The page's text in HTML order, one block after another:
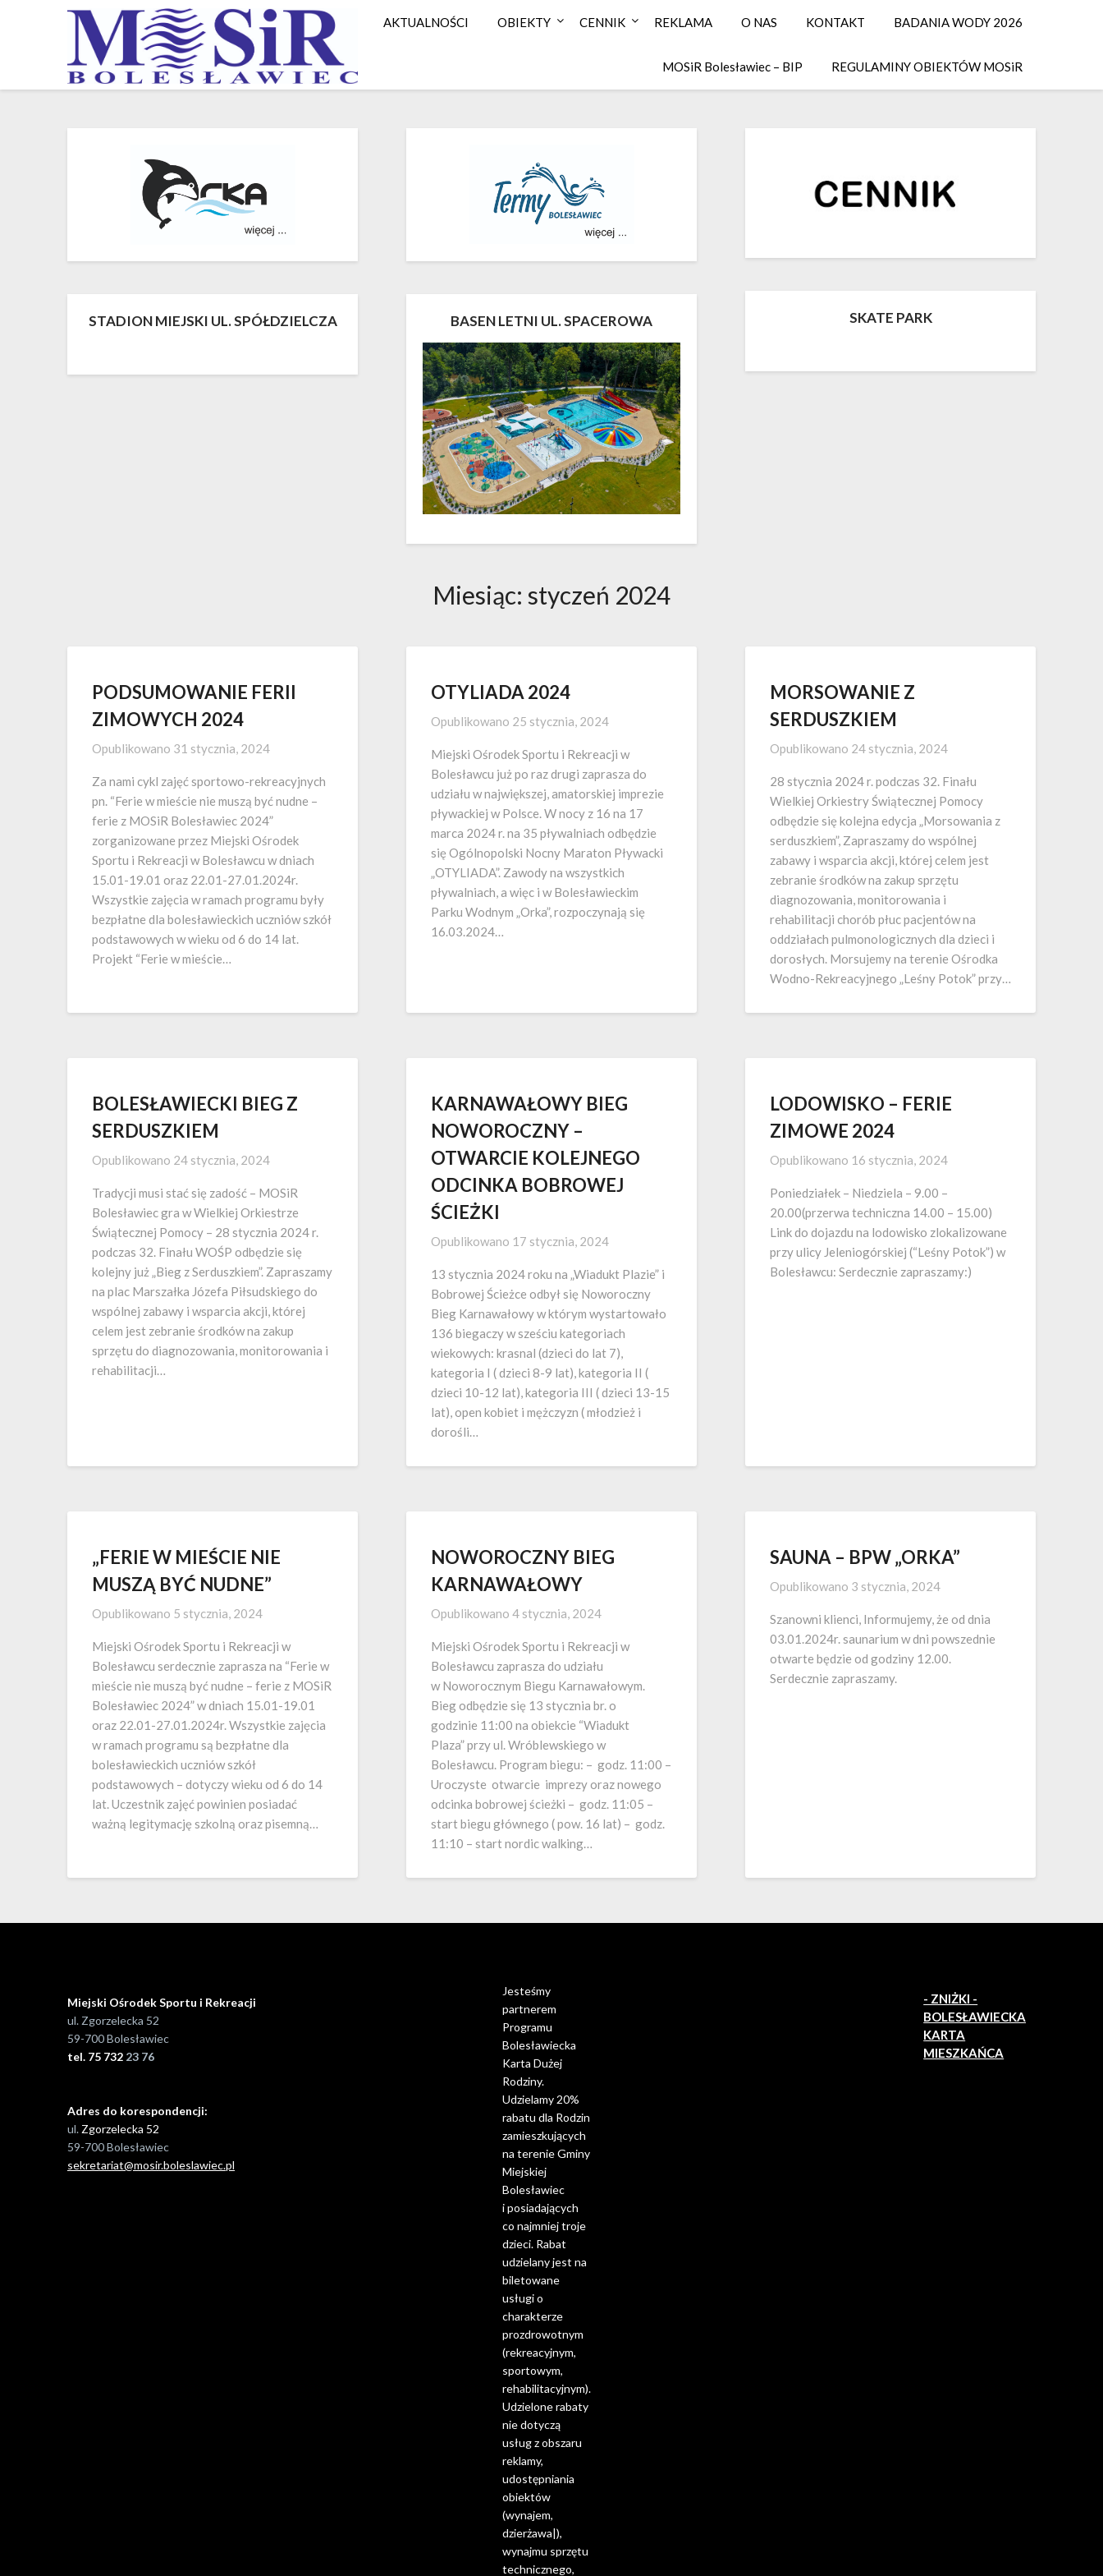
AKTUALNOŚCI OBIEKTY CENNIK REKLAMA O NAS KONTAKT BADANIA WODY 2026
MOSiR Bolesławiec – BIP REGULAMINY OBIEKTÓW MOSiR
STADION MIEJSKI UL. SPÓŁDZIELCZA BASEN LETNI UL. SPACEROWA SKATE PARK
Miesiąc: styczeń 2024
PODSUMOWANIE FERII
ZIMOWYCH 2024
Opublikowano 31 stycznia, 2024
Za nami cykl zajęć sportowo-rekreacyjnych
pn. “Ferie w mieście nie muszą być nudne –
ferie z MOSiR Bolesławiec 2024”
zorganizowane przez Miejski Ośrodek
Sportu i Rekreacji w Bolesławcu w dniach
15.01-19.01 oraz 22.01-27.01.2024r.
Wszystkie zajęcia w ramach programu były
bezpłatne dla bolesławieckich uczniów szkół
podstawowych w wieku od 6 do 14 lat.
Projekt “Ferie w mieście…
OTYLIADA 2024
Opublikowano 25 stycznia, 2024
Miejski Ośrodek Sportu i Rekreacji w
Bolesławcu już po raz drugi zaprasza do
udziału w największej, amatorskiej imprezie
pływackiej w Polsce. W nocy z 16 na 17
marca 2024 r. na 35 pływalniach odbędzie
się Ogólnopolski Nocny Maraton Pływacki
„OTYLIADA”. Zawody na wszystkich
pływalniach, a więc i w Bolesławieckim
Parku Wodnym „Orka”, rozpoczynają się
16.03.2024…
MORSOWANIE Z
SERDUSZKIEM
Opublikowano 24 stycznia, 2024
28 stycznia 2024 r. podczas 32. Finału
Wielkiej Orkiestry Świątecznej Pomocy
odbędzie się kolejna edycja „Morsowania z
serduszkiem”, Zapraszamy do wspólnej
zabawy i wsparcia akcji, której celem jest
zebranie środków na zakup sprzętu
diagnozowania, monitorowania i
rehabilitacji chorób płuc pacjentów na
oddziałach pulmonologicznych dla dzieci i
dorosłych. Morsujemy na terenie Ośrodka
Wodno-Rekreacyjnego „Leśny Potok” przy…
BOLESŁAWIECKI BIEG Z
SERDUSZKIEM
Opublikowano 24 stycznia, 2024
Tradycji musi stać się zadość – MOSiR
Bolesławiec gra w Wielkiej Orkiestrze
Świątecznej Pomocy – 28 stycznia 2024 r.
podczas 32. Finału WOŚP odbędzie się
kolejny już „Bieg z Serduszkiem”. Zapraszamy
na plac Marszałka Józefa Piłsudskiego do
wspólnej zabawy i wsparcia akcji, której
celem jest zebranie środków na zakup
sprzętu do diagnozowania, monitorowania i
rehabilitacji…
KARNAWAŁOWY BIEG
NOWOROCZNY –
OTWARCIE KOLEJNEGO
ODCINKA BOBROWEJ
ŚCIEŻKI
Opublikowano 17 stycznia, 2024
13 stycznia 2024 roku na „Wiadukt Plazie” i
Bobrowej Ścieżce odbył się Noworoczny
Bieg Karnawałowy w którym wystartowało
136 biegaczy w sześciu kategoriach
wiekowych: krasnal (dzieci do lat 7),
kategoria I ( dzieci 8-9 lat), kategoria II (
dzieci 10-12 lat), kategoria III ( dzieci 13-15
lat), open kobiet i mężczyzn ( młodzież i
dorośli…
LODOWISKO – FERIE
ZIMOWE 2024
Opublikowano 16 stycznia, 2024
Poniedziałek – Niedziela – 9.00 –
20.00(przerwa techniczna 14.00 – 15.00)
Link do dojazdu na lodowisko zlokalizowane
przy ulicy Jeleniogórskiej (“Leśny Potok”) w
Bolesławcu: Serdecznie zapraszamy:)
„FERIE W MIEŚCIE NIE
MUSZĄ BYĆ NUDNE”
Opublikowano 5 stycznia, 2024
Miejski Ośrodek Sportu i Rekreacji w
Bolesławcu serdecznie zaprasza na “Ferie w
mieście nie muszą być nudne – ferie z MOSiR
Bolesławiec 2024” w dniach 15.01-19.01
oraz 22.01-27.01.2024r. Wszystkie zajęcia
w ramach programu są bezpłatne dla
bolesławieckich uczniów szkół
podstawowych – dotyczy wieku od 6 do 14
lat. Uczestnik zajęć powinien posiadać
ważną legitymację szkolną oraz pisemną…
NOWOROCZNY BIEG
KARNAWAŁOWY
Opublikowano 4 stycznia, 2024
Miejski Ośrodek Sportu i Rekreacji w
Bolesławcu zaprasza do udziału
w Noworocznym Biegu Karnawałowym.
Bieg odbędzie się 13 stycznia br. o
godzinie 11:00 na obiekcie “Wiadukt
Plaza” przy ul. Wróblewskiego w
Bolesławcu. Program biegu: – godz. 11:00 –
Uroczyste otwarcie imprezy oraz nowego
odcinka bobrowej ścieżki – godz. 11:05 –
start biegu głównego ( pow. 16 lat) – godz.
11:10 – start nordic walking…
SAUNA – BPW „ORKA”
Opublikowano 3 stycznia, 2024
Szanowni klienci, Informujemy, że od dnia
03.01.2024r. saunarium w dni powszednie
otwarte będzie od godziny 12.00.
Serdecznie zapraszamy.
Miejski Ośrodek Sportu i Rekreacji
ul. Zgorzelecka 52
59-700 Bolesławiec
tel. 75 732 23 76
Adres do korespondencji:
ul. Zgorzelecka 52
59-700 Bolesławiec
sekretariat@mosir.boleslawiec.pl
Jesteśmy
partnerem
Programu
Bolesławiecka
Karta Dużej
Rodziny.
Udzielamy 20%
rabatu dla Rodzin
zamieszkujących
na terenie Gminy
Miejskiej
Bolesławiec
i posiadających
co najmniej troje
dzieci. Rabat
udzielany jest na
biletowane
usługi o
charakterze
prozdrowotnym
(rekreacyjnym,
sportowym,
rehabilitacyjnym).
Udzielone rabaty
nie dotyczą
usług z obszaru
reklamy,
udostępniania
obiektów
(wynajem,
dzierżawa|),
wynajmu sprzętu
technicznego,
- ZNIŻKI -
BOLESŁAWIECKA
KARTA
MIESZKAŃCA